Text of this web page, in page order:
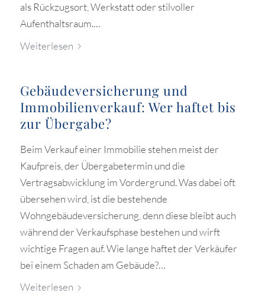
als Rückzugsort, Werkstatt oder stilvoller
Aufenthaltsraum.…
Weiterlesen
Gebäudeversicherung und
Immobilienverkauf: Wer haftet bis
zur Übergabe?
Beim Verkauf einer Immobilie stehen meist der
Kaufpreis, der Übergabetermin und die
Vertragsabwicklung im Vordergrund. Was dabei oft
übersehen wird, ist die bestehende
Wohngebäudeversicherung, denn diese bleibt auch
während der Verkaufsphase bestehen und wirft
wichtige Fragen auf. Wie lange haftet der Verkäufer
bei einem Schaden am Gebäude?…
Weiterlesen